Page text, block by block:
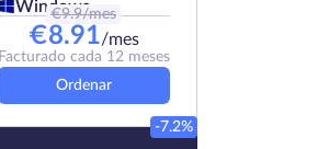
Windows
€9.9/mes
€8.91/mes
Facturado cada 12 meses
Ordenar
-7.2%